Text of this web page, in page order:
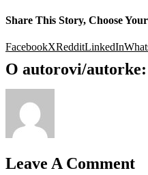
Share This Story, Choose
FacebookXRedditLinkedIn
O autorovi/autorke:
Leave A Comment